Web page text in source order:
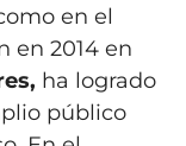
en el
en 2014 en
ha logrado
público